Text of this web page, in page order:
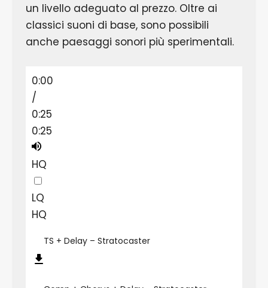
un livello adeguato al prezzo. Oltre ai
classici suoni di base, sono possibili
anche paesaggi sonori più sperimentali.
0:00
/
0:25
0:25
HQ
LQ
HQ
TS + Delay – Stratocaster